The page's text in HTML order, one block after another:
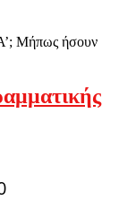
Μήπως ήσουν